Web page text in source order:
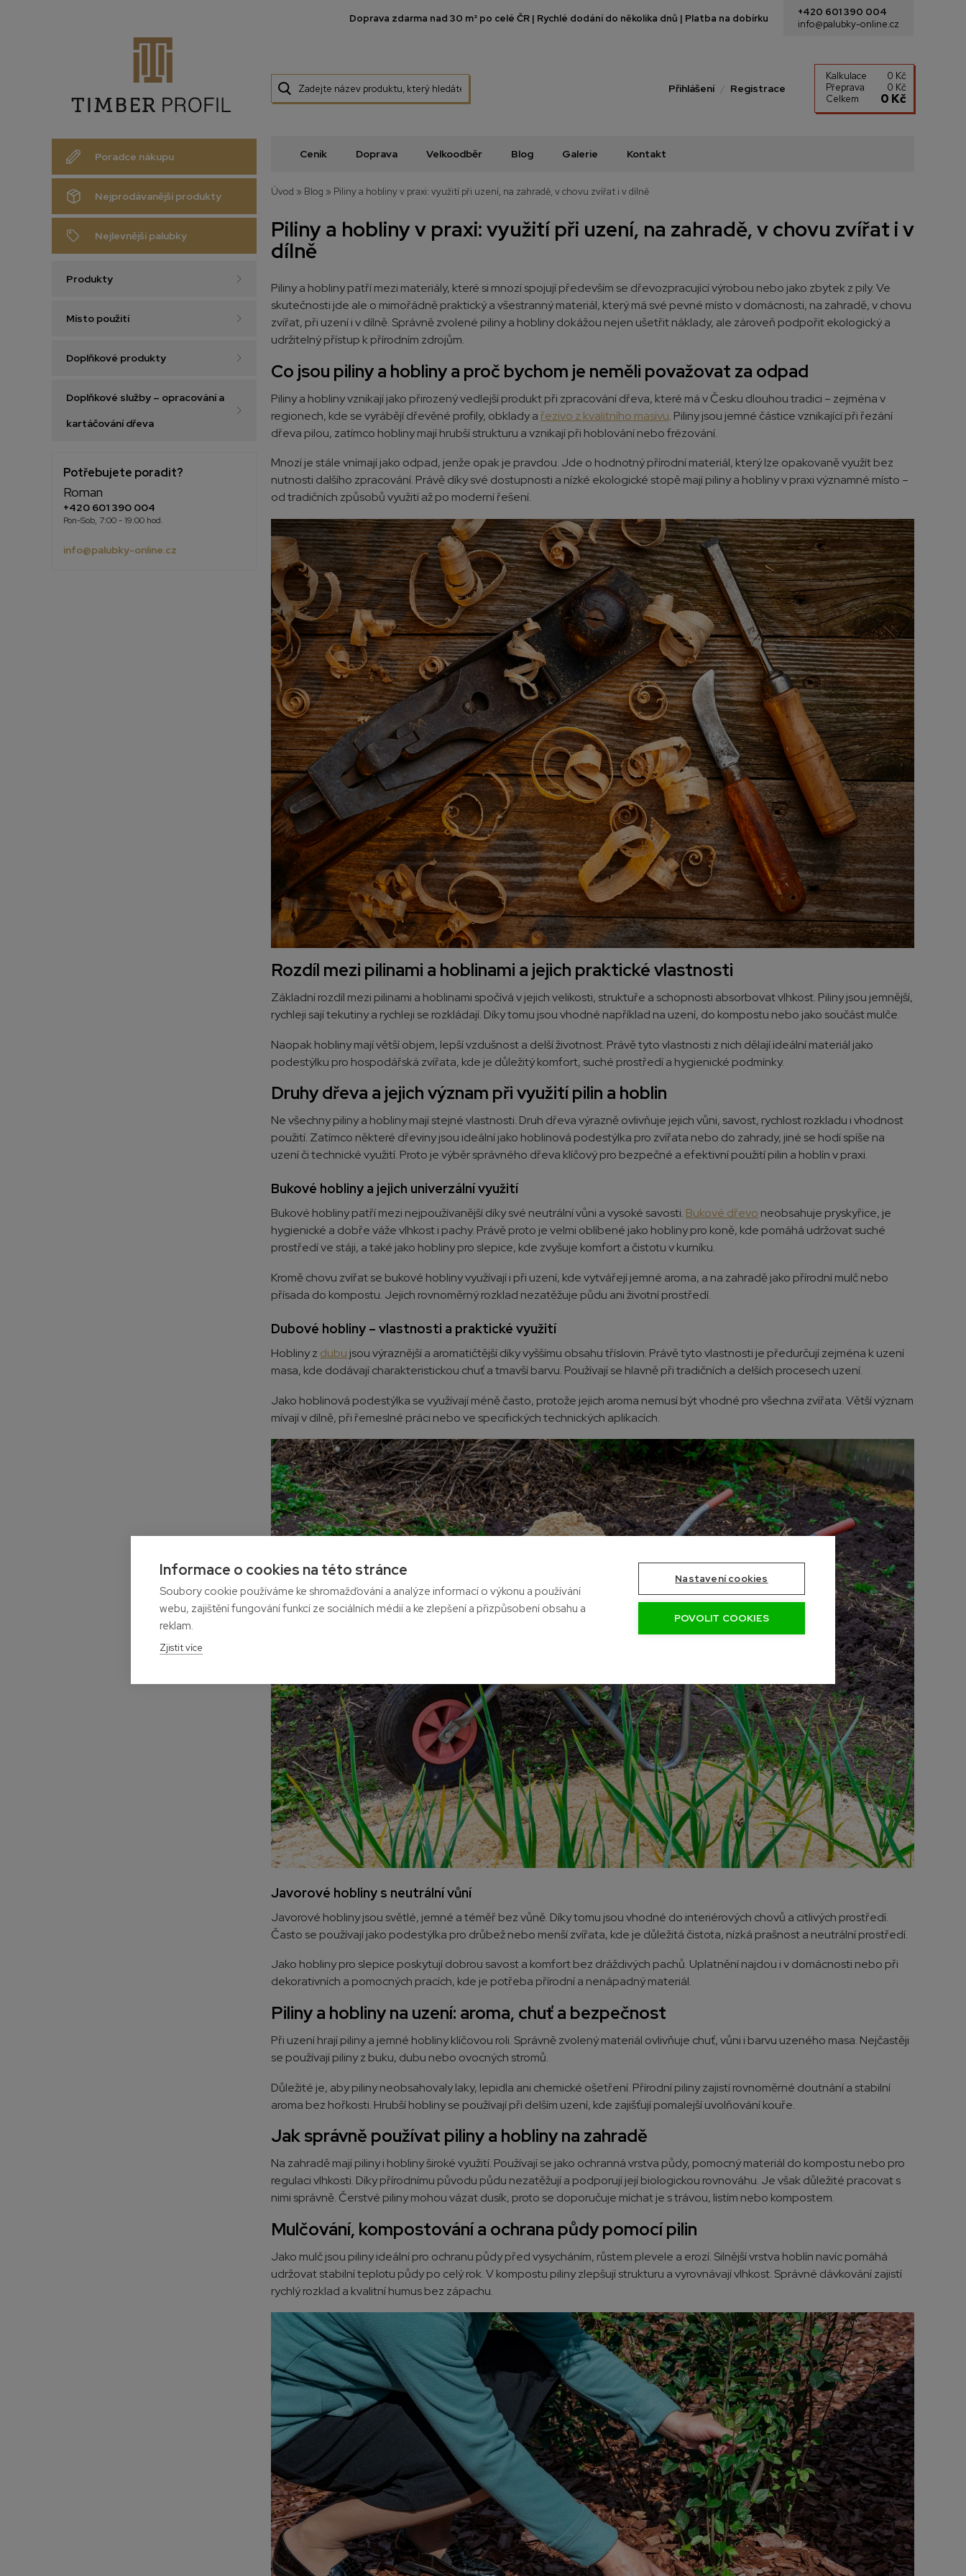
Poradce nákupu
Doprava zdarma nad 30 m² po celé ČR | Rychlé dodání do několika dnů | Platba na dobírku
+420 601 390 004
info@palubky-online.cz
Přihlášení Registrace
Kalkulace
0 Kč
Přeprava
0 Kč
Celkem
0 Kč
Ceník Doprava Velkoodběr Blog Galerie Kontakt
Nejprodávanější produkty
Nejlevnější palubky
Produkty
Místo použití
Doplňkové produkty
Doplňkové služby – opracování a
kartáčování dřeva
Potřebujete poradit?
Roman
+420 601 390 004
Pon-Sob, 7:00 - 19:00 hod.
info@palubky-online.cz
Úvod » Blog » Piliny a hobliny v praxi: využití při uzení, na zahradě, v chovu zvířat i v dílně
Piliny a hobliny v praxi: využití při uzení, na zahradě, v chovu zvířat i v
dílně
Piliny a hobliny patří mezi materiály, které si mnozí spojují především se dřevozpracující výrobou nebo jako zbytek z pily. Ve
skutečnosti jde ale o mimořádně praktický a všestranný materiál, který má své pevné místo v domácnosti, na zahradě, v chovu
zvířat, při uzení i v dílně. Správně zvolené piliny a hobliny dokážou nejen ušetřit náklady, ale zároveň podpořit ekologický a
udržitelný přístup k přírodním zdrojům.
Co jsou piliny a hobliny a proč bychom je neměli považovat za odpad
Piliny a hobliny vznikají jako přirozený vedlejší produkt při zpracování dřeva, které má v Česku dlouhou tradici – zejména v
regionech, kde se vyrábějí dřevěné profily, obklady a řezivo z kvalitního masivu. Piliny jsou jemné částice vznikající při řezání
dřeva pilou, zatímco hobliny mají hrubší strukturu a vznikají při hoblování nebo frézování.
Mnozí je stále vnímají jako odpad, jenže opak je pravdou. Jde o hodnotný přírodní materiál, který lze opakovaně využít bez
nutnosti dalšího zpracování. Právě díky své dostupnosti a nízké ekologické stopě mají piliny a hobliny v praxi významné místo –
od tradičních způsobů využití až po moderní řešení.
Rozdíl mezi pilinami a hoblinami a jejich praktické vlastnosti
Základní rozdíl mezi pilinami a hoblinami spočívá v jejich velikosti, struktuře a schopnosti absorbovat vlhkost. Piliny jsou jemnější,
rychleji sají tekutiny a rychleji se rozkládají. Díky tomu jsou vhodné například na uzení, do kompostu nebo jako součást mulče.
Naopak hobliny mají větší objem, lepší vzdušnost a delší životnost. Právě tyto vlastnosti z nich dělají ideální materiál jako
podestýlku pro hospodářská zvířata, kde je důležitý komfort, suché prostředí a hygienické podmínky.
Druhy dřeva a jejich význam při využití pilin a hoblin
Ne všechny piliny a hobliny mají stejné vlastnosti. Druh dřeva výrazně ovlivňuje jejich vůni, savost, rychlost rozkladu i vhodnost
použití. Zatímco některé dřeviny jsou ideální jako hoblinová podestýlka pro zvířata nebo do zahrady, jiné se hodí spíše na
uzení či technické využití. Proto je výběr správného dřeva klíčový pro bezpečné a efektivní použití pilin a hoblín v praxi.
Bukové hobliny a jejich univerzální využití
Bukové hobliny patří mezi nejpoužívanější díky své neutrální vůni a vysoké savosti. Bukové dřevo neobsahuje pryskyřice, je
hygienické a dobře váže vlhkost i pachy. Právě proto je velmi oblíbené jako hobliny pro koně, kde pomáhá udržovat suché
prostředí ve stáji, a také jako hobliny pro slepice, kde zvyšuje komfort a čistotu v kurníku.
Kromě chovu zvířat se bukové hobliny využívají i při uzení, kde vytvářejí jemné aroma, a na zahradě jako přírodní mulč nebo
přísada do kompostu. Jejich rovnoměrný rozklad nezatěžuje půdu ani životní prostředí.
Dubové hobliny – vlastnosti a praktické využití
Hobliny z dubu jsou výraznější a aromatičtější díky vyššímu obsahu tříslovin. Právě tyto vlastnosti je předurčují zejména k uzení
masa, kde dodávají charakteristickou chuť a tmavší barvu. Používají se hlavně při tradičních a delších procesech uzení.
Jako hoblinová podestýlka se využívají méně často, protože jejich aroma nemusí být vhodné pro všechna zvířata. Větší význam
mívají v dílně, při řemeslné práci nebo ve specifických technických aplikacích.
Javorové hobliny s neutrální vůní
Javorové hobliny jsou světlé, jemné a téměř bez vůně. Díky tomu jsou vhodné do interiérových chovů a citlivých prostředí.
Často se používají jako podestýlka pro drůbež nebo menší zvířata, kde je důležitá čistota, nízká prašnost a neutrální prostředí.
Jako hobliny pro slepice poskytují dobrou savost a komfort bez dráždivých pachů. Uplatnění najdou i v domácnosti nebo při
dekorativních a pomocných pracích, kde je potřeba přírodní a nenápadný materiál.
Piliny a hobliny na uzení: aroma, chuť a bezpečnost
Při uzení hrají piliny a jemné hobliny klíčovou roli. Správně zvolený materiál ovlivňuje chuť, vůni i barvu uzeného masa. Nejčastěji
se používají piliny z buku, dubu nebo ovocných stromů.
Důležité je, aby piliny neobsahovaly laky, lepidla ani chemické ošetření. Přírodní piliny zajistí rovnoměrné doutnání a stabilní
aroma bez hořkosti. Hrubší hobliny se používají při delším uzení, kde zajišťují pomalejší uvolňování kouře.
Jak správně používat piliny a hobliny na zahradě
Na zahradě mají piliny i hobliny široké využití. Používají se jako ochranná vrstva půdy, pomocný materiál do kompostu nebo pro
regulaci vlhkosti. Díky přírodnímu původu půdu nezatěžují a podporují její biologickou rovnováhu. Je však důležité pracovat s
nimi správně. Čerstvé piliny mohou vázat dusík, proto se doporučuje míchat je s trávou, listím nebo kompostem.
Mulčování, kompostování a ochrana půdy pomocí pilin
Jako mulč jsou piliny ideální pro ochranu půdy před vysycháním, růstem plevele a erozí. Silnější vrstva hoblín navíc pomáhá
udržovat stabilní teplotu půdy po celý rok.V kompostu piliny zlepšují strukturu a vyrovnávají vlhkost. Správné dávkování zajistí
rychlý rozklad a kvalitní humus bez zápachu.
Informace o cookies na této stránce
Soubory cookie používáme ke shromažďování a analýze informací o výkonu a používání
webu, zajištění fungování funkcí ze sociálních médií a ke zlepšení a přizpůsobení obsahu a
reklam.
Zjistit více
Nastavení cookies
POVOLIT COOKIES